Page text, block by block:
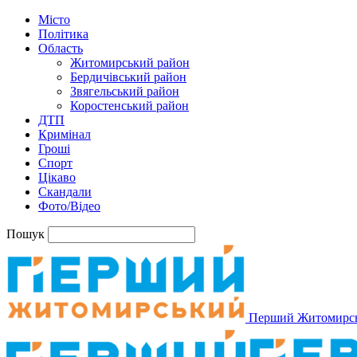
Місто
Політика
Область
Житомирський район
Бердичівський район
Звягельський район
Коростенський район
ДТП
Кримінал
Гроші
Спорт
Цікаво
Скандали
Фото/Відео
Пошук
Перший